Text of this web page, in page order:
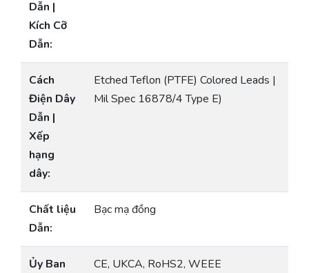
Dẫn |
Kích Cỡ
Dẫn:
Cách
Điện Dây
Dẫn |
Xếp
hạng
dây:
Etched Teflon (PTFE) Colored Leads |
Mil Spec 16878/4 Type E)
Chất liệu
Dẫn:
Bạc mạ đồng
Ủy Ban
CE, UKCA, RoHS2, WEEE